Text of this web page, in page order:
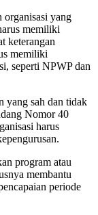
organisasi yang
memiliki
keterangan
memiliki
seperti NPWP dan
yang sah dan tidak
Nomor 40
harus
program atau
membantu
periode